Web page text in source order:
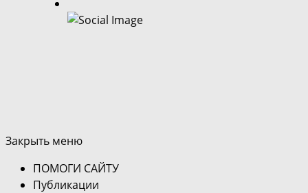
Закрыть меню
ПОМОГИ САЙТУ
Публикации